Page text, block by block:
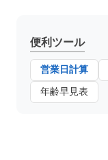
便利ツール
営業日計算
年齢早見表